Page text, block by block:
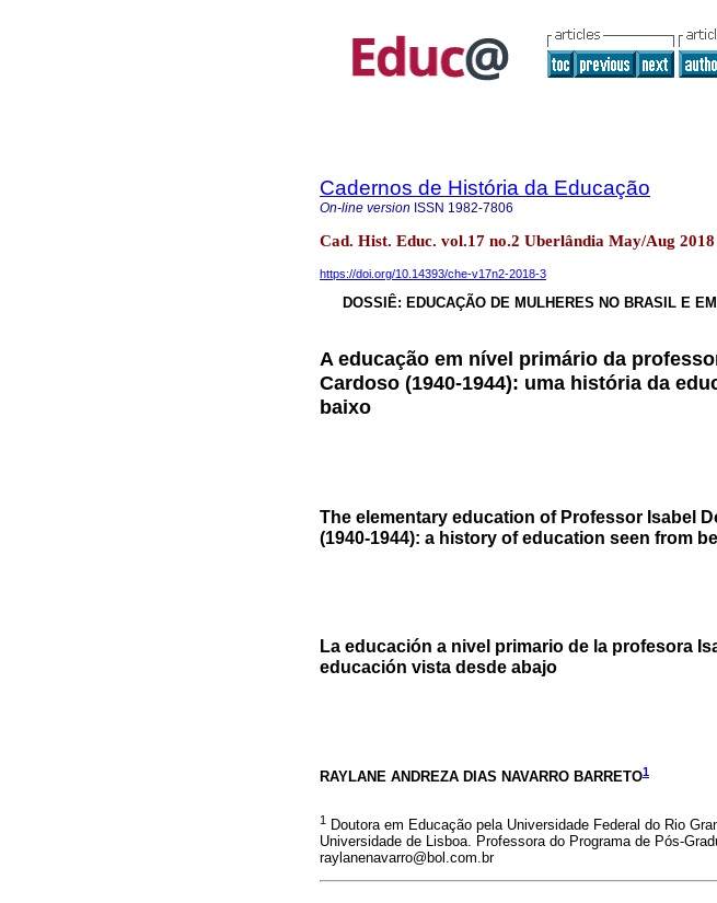
Cadernos de História da Educação
On-line version ISSN 1982-7806
Cad. Hist. Educ. vol.17 no.2 Uberlândia May/Aug
https://doi.org/10.14393/che-v17n2-2018-3
DOSSIÊ: EDUCAÇÃO DE MULHERES NO BRASIL E
A educação em nível primário da
Cardoso (1940-1944): uma história da
baixo
The elementary education of Professor Isabel
(1940-1944): a history of education seen from
La educación a nivel primario de la profesora
educación vista desde abajo
RAYLANE ANDREZA DIAS NAVARRO BARRETO1
1
Doutora em Educação pela Universidade Federal do Rio
Universidade de Lisboa. Professora do Programa de Pós-
raylanenavarro@bol.com.br